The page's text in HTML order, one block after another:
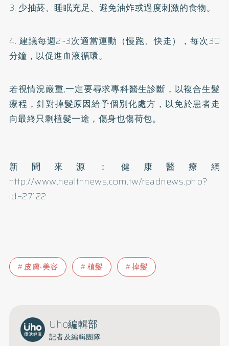
3. 少抽菸、睡眠充足、避免油炸或過度刺激的食物。
4. 建議每週2~3次適當運動（慢跑、快走），每次30
分鐘，以促進血液循環。
若視情況嚴重,一定要尋求專科醫生診斷，以複合生髮
療程，針對掉髮原因給予個別化處方，以免於患者走
向最終只剩植髮一途，傷身也傷荷包。
新聞來源：健康醫療網
http://www.healthnews.com.tw/readnews.php?
id=27122
皮膚‧美容 植髮 掉髮
Uho編輯部
記者及編輯團隊